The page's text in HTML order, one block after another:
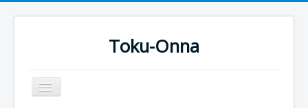
Toku-Onna
Basculer
la